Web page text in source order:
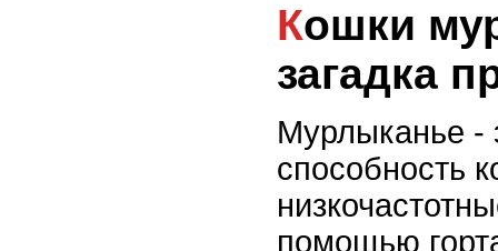
Кошки мурлыкают:
загадка
Мурлыканье -
способность
помощью